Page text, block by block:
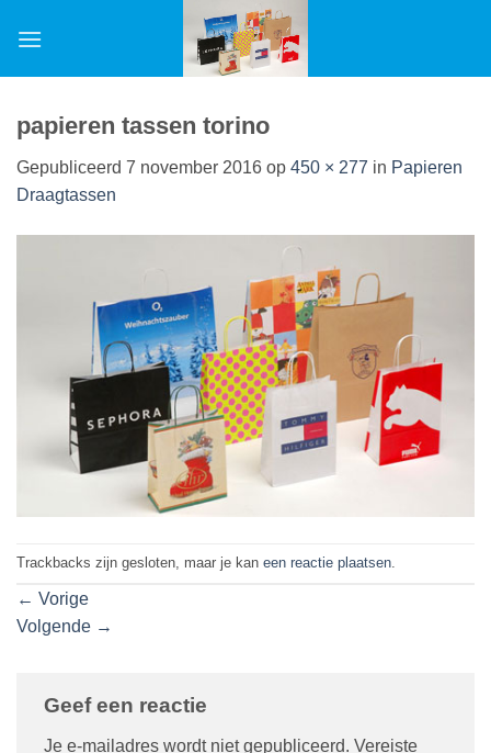
naar
papieren tassen torino
Gepubliceerd 7 november 2016 op 450 × 277 in Papieren
Draagtassen
Trackbacks zijn gesloten, maar je kan een reactie plaatsen
← Vorige
Volgende →
Geef een reactie
Je e-mailadres wordt niet gepubliceerd. Vereiste